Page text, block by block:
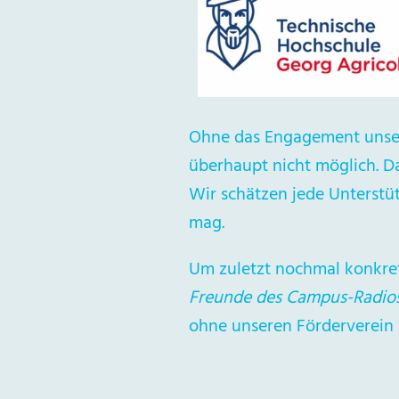
Ohne das Engagement
überhaupt nicht möglich.
Wir schätzen jede
mag.
Um zuletzt nochmal
Freunde des Campus-
ohne unseren